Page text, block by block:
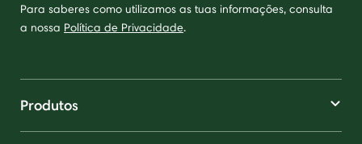
Para saberes como utilizamos as tuas informações, consulta
a nossa Política de Privacidade.
Produtos